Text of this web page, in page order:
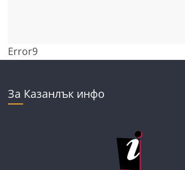
Error9
За Казанлък инфо